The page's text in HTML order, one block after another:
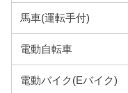
馬車(運転手付)
電動自転車
電動バイク(Eバイク)